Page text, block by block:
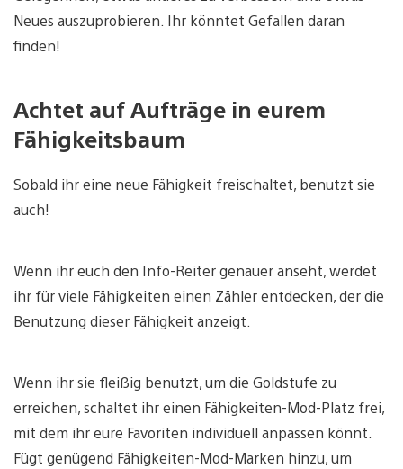
Neues auszuprobieren. Ihr könntet Gefallen daran
finden!
Achtet auf Aufträge in eurem
Fähigkeitsbaum
Sobald ihr eine neue Fähigkeit freischaltet, benutzt sie
auch!
Wenn ihr euch den Info-Reiter genauer anseht, werdet
ihr für viele Fähigkeiten einen Zähler entdecken, der die
Benutzung dieser Fähigkeit anzeigt.
Wenn ihr sie fleißig benutzt, um die Goldstufe zu
erreichen, schaltet ihr einen Fähigkeiten-Mod-Platz frei,
mit dem ihr eure Favoriten individuell anpassen könnt.
Fügt genügend Fähigkeiten-Mod-Marken hinzu, um